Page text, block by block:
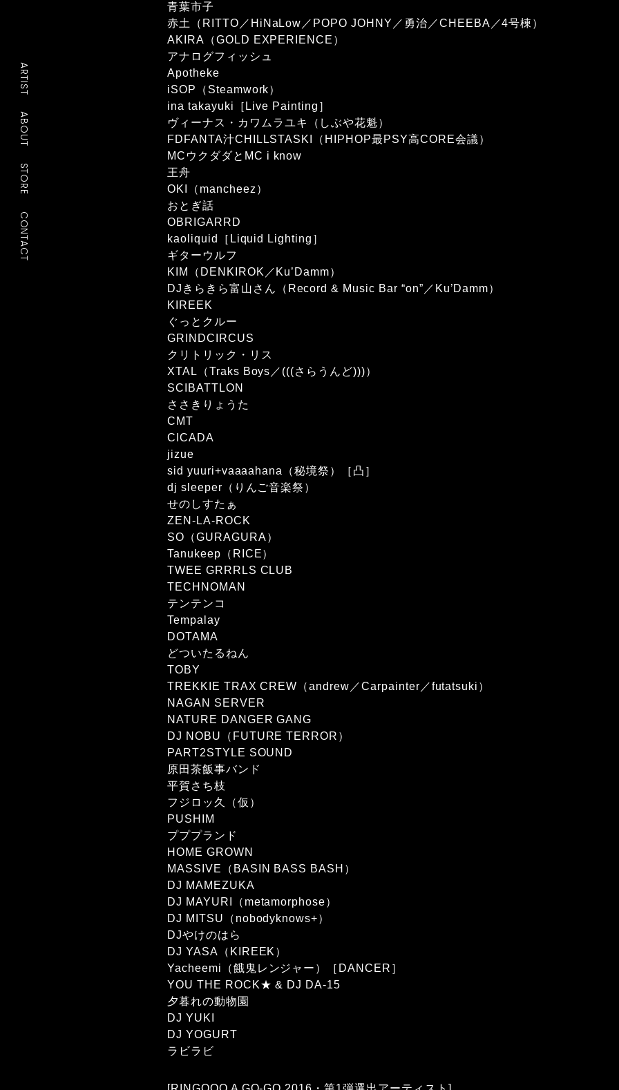
ARTIST
ABOUT
STORE
CONTACT
青葉市子
赤土（RITTO／HiNaLow／POPO JOHNY／勇治／CHEEBA／4号棟）
AKIRA（GOLD EXPERIENCE）
アナログフィッシュ
Apotheke
iSOP（Steamwork）
ina takayuki［Live Painting］
ヴィーナス・カワムラユキ（しぶや花魁）
FDFANTA汁CHILLSTASKI（HIPHOP最PSY高CORE会議）
MCウクダダとMC i know
王舟
OKI（mancheez）
おとぎ話
OBRIGARRD
kaoliquid［Liquid Lighting］
ギターウルフ
KIM（DENKIROK／Ku’Damm）
DJきらきら富山さん（Record & Music Bar “on”／Ku’Damm）
KIREEK
ぐっとクルー
GRINDCIRCUS
クリトリック・リス
XTAL（Traks Boys／(((さらうんど)))）
SCIBATTLON
ささきりょうた
CMT
CICADA
jizue
sid yuuri+vaaaahana（秘境祭）［凸］
dj sleeper（りんご音楽祭）
せのしすたぁ
ZEN-LA-ROCK
SO（GURAGURA）
Tanukeep（RICE）
TWEE GRRRLS CLUB
TECHNOMAN
テンテンコ
Tempalay
DOTAMA
どついたるねん
TOBY
TREKKIE TRAX CREW（andrew／Carpainter／futatsuki）
NAGAN SERVER
NATURE DANGER GANG
DJ NOBU（FUTURE TERROR）
PART2STYLE SOUND
原田茶飯事バンド
平賀さち枝
フジロッ久（仮）
PUSHIM
プププランド
HOME GROWN
MASSIVE（BASIN BASS BASH）
DJ MAMEZUKA
DJ MAYURI（metamorphose）
DJ MITSU（nobodyknows+）
DJやけのはら
DJ YASA（KIREEK）
Yacheemi（餓鬼レンジャー）［DANCER］
YOU THE ROCK★ & DJ DA-15
夕暮れの動物園
DJ YUKI
DJ YOGURT
ラビラビ